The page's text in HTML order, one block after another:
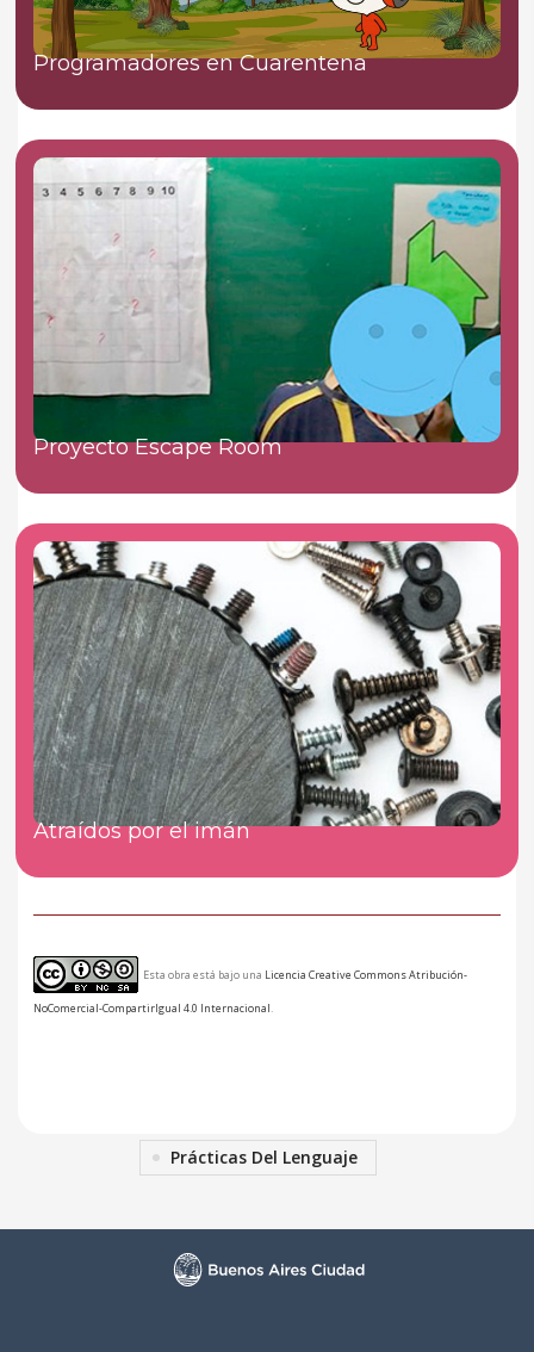
Programadores en Cuarentena
Proyecto Escape Room
Atraídos por el imán
Esta obra está bajo una Licencia Creative Commons Atribución-
NoComercial-CompartirIgual 4.0 Internacional.
Prácticas Del Lenguaje